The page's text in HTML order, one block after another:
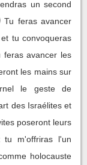
un second
Tu feras avancer
tu convoqueras
feras avancer les
les mains sur
le geste de
des Israélites et
poseront leurs
m'offriras l'un
holocauste